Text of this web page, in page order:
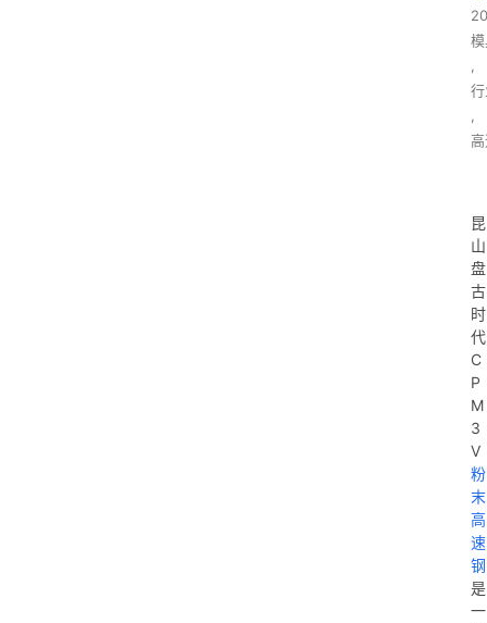
,
,
昆
山
盘
古
时
代
C
P
M
3
V
粉
末
高
速
钢
是
一